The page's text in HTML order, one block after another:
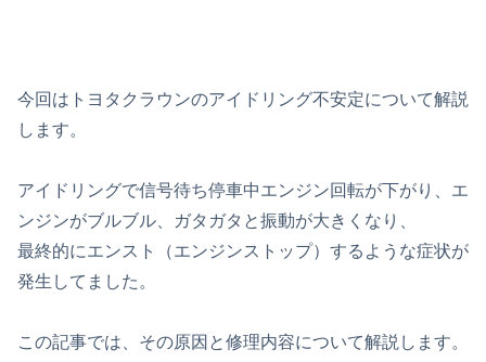
今回はトヨタクラウンのアイドリング不安定について解説
します。
アイドリングで信号待ち停車中エンジン回転が下がり、エ
ンジンがブルブル、ガタガタと振動が大きくなり、
最終的にエンスト（エンジンストップ）するような症状が
発生してました。
この記事では、その原因と修理内容について解説します。